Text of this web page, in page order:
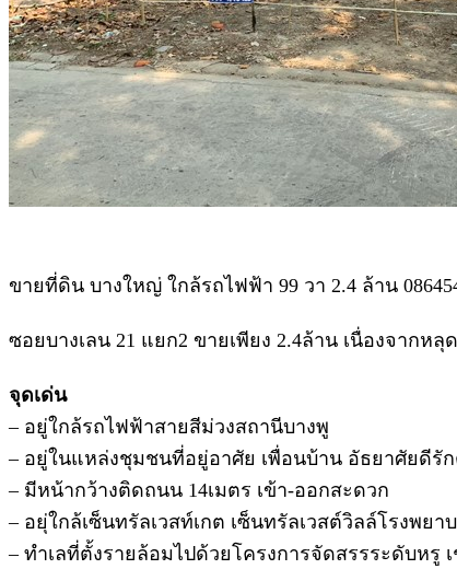
ขายที่ดิน บางใหญ่ ใกล้รถไฟฟ้า 99 วา 2.4 ล้าน
ซอยบางเลน 21 แยก2 ขายเพียง 2.4ล้าน เนื่องจาก
จุดเด่น
– อยู่ใกล้รถไฟฟ้าสายสีม่วงสถานีบางพู
– อยู่ในแหล่งชุมชนที่อยู่อาศัย เพื่อนบ้าน อัธยาศัยดีรั
– มีหน้ากว้างติดถนน 14เมตร เข้า-ออกสะดวก
– อยุ่ใกล้เซ็นทรัลเวสท์เกต เซ็นทรัลเวสต์วิลล์โรงพ
– ทำเลที่ตั้งรายล้อมไปด้วยโครงการจัดสรรระดับหรู เ